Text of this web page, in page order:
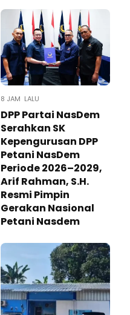
8 JAM LALU
DPP Partai NasDem
Serahkan SK
Kepengurusan DPP
Petani NasDem
Periode 2026–2029,
Arif Rahman, S.H.
Resmi Pimpin
Gerakan Nasional
Petani Nasdem